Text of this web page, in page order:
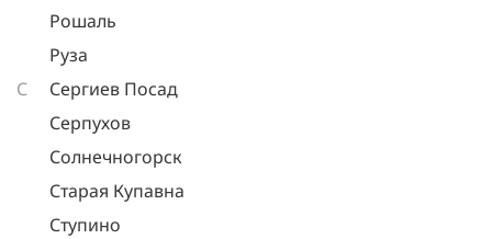
Рошаль
Руза
С
Сергиев Посад
Серпухов
Солнечногорск
Старая Купавна
Ступино